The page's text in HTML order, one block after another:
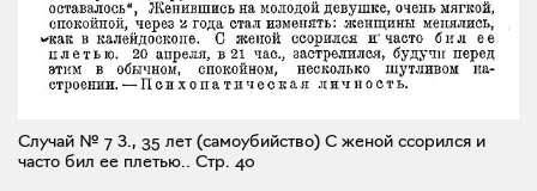
Случай № 7 З., 35 лет (самоубийство) С женой ссорился и
часто бил ее плетью.. Стр. 40